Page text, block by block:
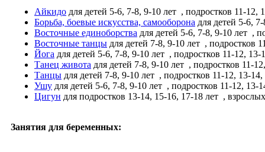
Айкидо для детей 5-6, 7-8, 9-10 лет , подростков 11-12,
Борьба, боевые искусства, самооборона для детей 5-6,
Восточные единоборства для детей 5-6, 7-8, 9-10 лет ,
Восточные танцы для детей 7-8, 9-10 лет , подростков
Йога для детей 5-6, 7-8, 9-10 лет , подростков 11-12,
Танец живота для детей 7-8, 9-10 лет , подростков 11-
Танцы для детей 7-8, 9-10 лет , подростков 11-12, 13-
Ушу для детей 5-6, 7-8, 9-10 лет , подростков 11-12, 13-
Цигун для подростков 13-14, 15-16, 17-18 лет ,
Занятия для беременных: